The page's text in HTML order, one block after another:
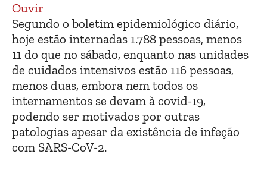
Ouvir
Segundo o boletim epidemiológico diário,
hoje estão internadas 1.788 pessoas, menos
11 do que no sábado, enquanto nas unidades
de cuidados intensivos estão 116 pessoas,
menos duas, embora nem todos os
internamentos se devam à covid-19,
podendo ser motivados por outras
patologias apesar da existência de infeção
com SARS-CoV-2.